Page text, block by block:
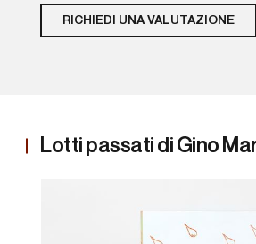
RICHIEDI UNA VALUTAZIONE
Lotti passati di Gino